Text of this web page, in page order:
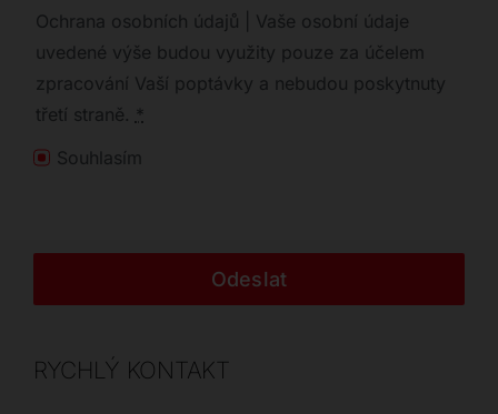
Ochrana osobních údajů | Vaše osobní údaje
uvedené výše budou využity pouze za účelem
zpracování Vaší poptávky a nebudou poskytnuty
třetí straně. *
Souhlasím
Odeslat
RYCHLÝ KONTAKT